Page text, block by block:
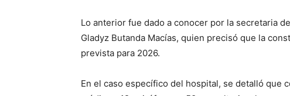
Lo anterior fue dado a conocer por la secretaria
Gladyz Butanda Macías, quien precisó que la
prevista para 2026.
En el caso específico del hospital, se detalló que